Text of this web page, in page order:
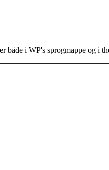
i WP's sprogmappe og i